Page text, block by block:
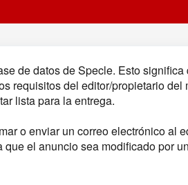
de datos de Specle. Esto
requisitos del editor/propietario del
lista para la entrega.
o enviar un correo electrónico al
que el anuncio sea modificado por